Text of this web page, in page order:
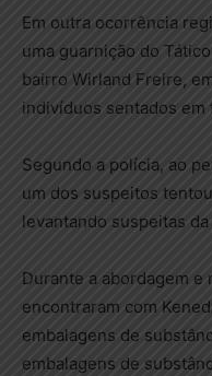
Em outra ocorrência
uma guarnição do
bairro Wirland Freire,
indivíduos sentados
Segundo a polícia, ao
um dos suspeitos
levantando suspeitas
Durante a abordagem
encontraram com
embalagens de
embalagens de